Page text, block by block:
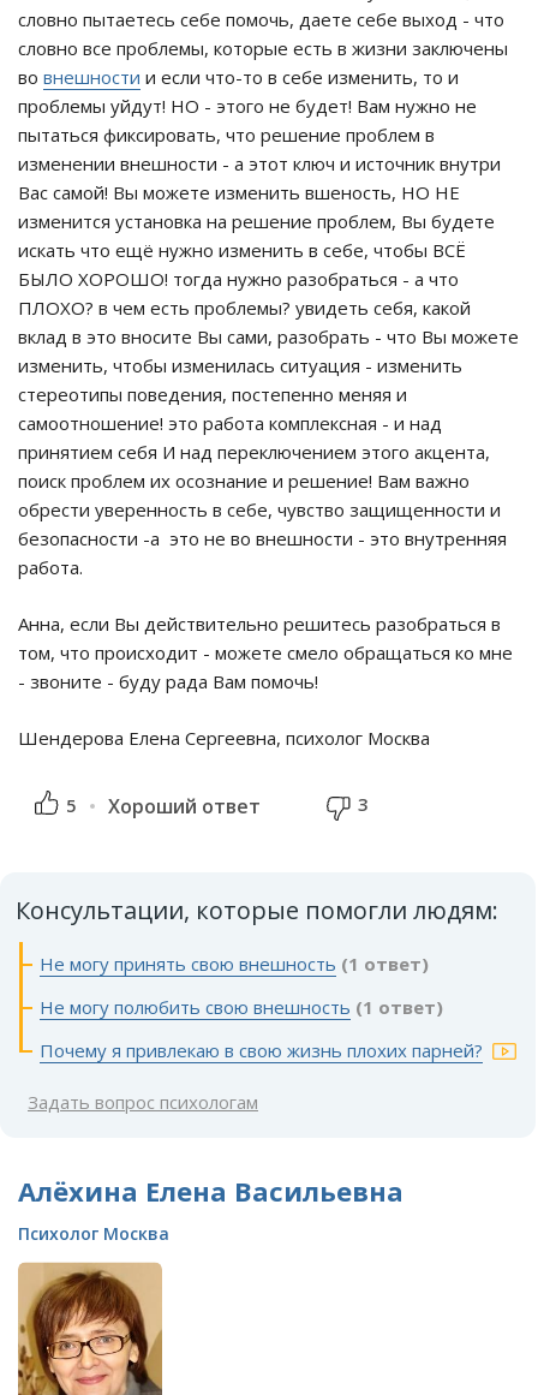
словно пытаетесь себе помочь, даете себе выход - что
словно все проблемы, которые есть в жизни заключены
во внешности и если что-то в себе изменить, то и
проблемы уйдут! НО - этого не будет! Вам нужно не
пытаться фиксировать, что решение проблем в
изменении внешности - а этот ключ и источник внутри
Вас самой! Вы можете изменить вшеность, НО НЕ
изменится установка на решение проблем, Вы будете
искать что ещё нужно изменить в себе, чтобы ВСЁ
БЫЛО ХОРОШО! тогда нужно разобраться - а что
ПЛОХО? в чем есть проблемы? увидеть себя, какой
вклад в это вносите Вы сами, разобрать - что Вы можете
изменить, чтобы изменилась ситуация - изменить
стереотипы поведения, постепенно меняя и
самоотношение! это работа комплексная - и над
принятием себя И над переключением этого акцента,
поиск проблем их осознание и решение! Вам важно
обрести уверенность в себе, чувство защищенности и
безопасности -а это не во внешности - это внутренняя
работа.
Анна, если Вы действительно решитесь разобраться в
том, что происходит - можете смело обращаться ко мне
- звоните - буду рада Вам помочь!
Шендерова Елена Сергеевна, психолог Москва
5 Хороший ответ 3
Консультации, которые помогли людям:
Не могу принять свою внешность (1 ответ)
Не могу полюбить свою внешность (1 ответ)
Почему я привлекаю в свою жизнь плохих парней?
Задать вопрос психологам
Алёхина Елена Васильевна
Психолог Москва